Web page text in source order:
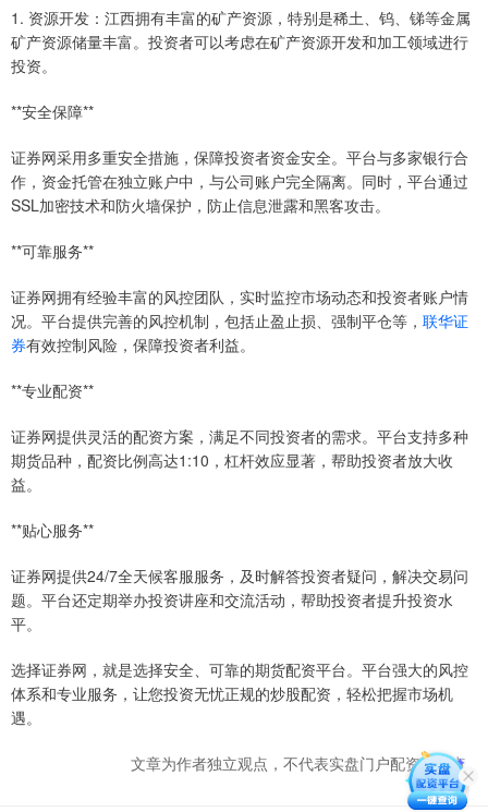
1. 资源开发：江西拥有丰富的矿产资源，特别是稀土、钨、锑等金属
矿产资源储量丰富。投资者可以考虑在矿产资源开发和加工领域进行
投资。
**安全保障**
证券网采用多重安全措施，保障投资者资金安全。平台与多家银行合
作，资金托管在独立账户中，与公司账户完全隔离。同时，平台通过
SSL加密技术和防火墙保护，防止信息泄露和黑客攻击。
**可靠服务**
证券网拥有经验丰富的风控团队，实时监控市场动态和投资者账户情
况。平台提供完善的风控机制，包括止盈止损、强制平仓等， 联华证
券有效控制风险，保障投资者利益。
**专业配资**
证券网提供灵活的配资方案，满足不同投资者的需求。平台支持多种
期货品种，配资比例高达1:10，杠杆效应显著，帮助投资者放大收
益。
**贴心服务**
证券网提供24/7全天候客服服务，及时解答投资者疑问，解决交易问
题。平台还定期举办投资讲座和交流活动，帮助投资者提升投资水
平。
选择证券网，就是选择安全、可靠的期货配资平台。平台强大的风控
体系和专业服务，让您投资无忧正规的炒股配资，轻松把握市场机
遇。
文章为作者独立观点，不代表实盘门户配资网观点